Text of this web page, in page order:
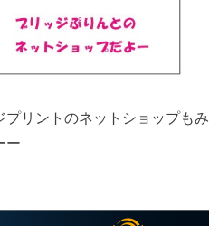
プリントのネットショップもみ
ー